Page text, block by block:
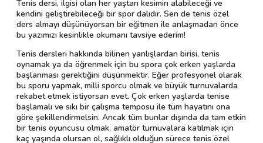
Tenis dersi, ilgisi olan her yaştan kesimin alabileceği ve
kendini geliştirebileceği bir spor dalıdır. Sen de tenis özel
ders almayı düşünüyorsan bir eğitmen ile anlaşmadan önce
bu yazımızı kesinlikle okumanı tavsiye ederim!
Tenis dersleri hakkında bilinen yanlışlardan birisi, tenis
oynamak ya da öğrenmek için bu spora çok erken yaşlarda
başlanması gerektiğini düşünmektir. Eğer profesyonel olarak
bu sporu yapmak, milli sporcu olmak ve büyük turnuvalarda
rekabet etmek istiyorsan evet. Çok erken yaşlarda tenise
başlamalı ve sıkı bir çalışma temposu ile tüm hayatını ona
göre şekillendirmelsin. Ancak tüm bunlar dışında da tam etkin
bir tenis oyuncusu olmak, amatör turnuvalara katılmak için
kaç yaşında olursan ol, sağlıklı olduğun sürece tenis özel